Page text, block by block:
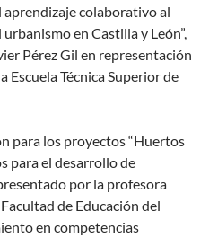
colaborativo al
en Castilla y León”,
Pérez Gil en representación
Escuela Técnica Superior de
para los proyectos “Huertos
para el desarrollo de
por la profesora
de Educación del
en competencias